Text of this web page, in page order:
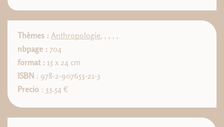
Thèmes : Anthropologie, , , , ,
nbpage : 704
format : 15 x 24 cm
ISBN : 978-2-907653-21-3
Precio : 33.54 €